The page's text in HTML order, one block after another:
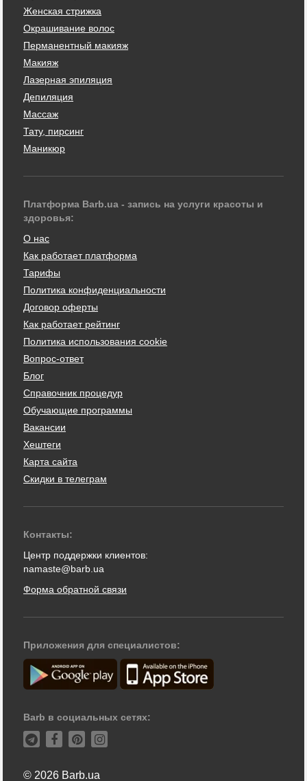
Женская стрижка
Окрашивание волос
Перманентный макияж
Макияж
Лазерная эпиляция
Депиляция
Массаж
Тату, пирсинг
Маникюр
Платформа Barb.ua - запись на услуги красоты и
здоровья:
О нас
Как работает платформа
Тарифы
Политика конфиденциальности
Договор оферты
Как работает рейтинг
Политика использования cookie
Вопрос-ответ
Блог
Справочник процедур
Обучающие программы
Вакансии
Хештеги
Карта сайта
Скидки в телеграм
Контакты:
Центр поддержки клиентов:
namaste@barb.ua
Форма обратной связи
Приложения для специалистов:
Barb в социальных сетях:
© 2026 Barb.ua